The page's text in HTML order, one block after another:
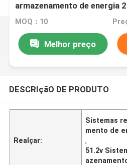
armazenamento de energia
MOQ：10
Melhor preço
DESCRIçãO DE PRODUTO
Realçar:
Sistemas
mento de
,
51.2v